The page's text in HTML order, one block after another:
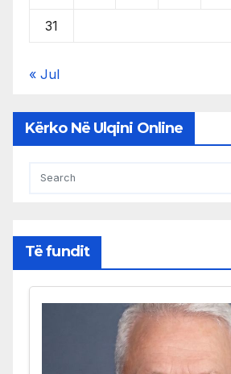
31
« Jul
Kërko Në Ulqini Online
Të fundit